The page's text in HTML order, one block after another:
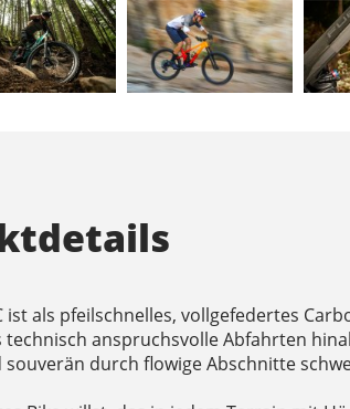
ist als pfeilschnelles, vollgefedertes
technisch anspruchsvolle Abfahrten
durch flowige Abschnitte